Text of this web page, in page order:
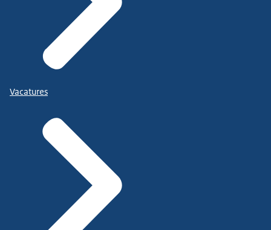
Vacatures